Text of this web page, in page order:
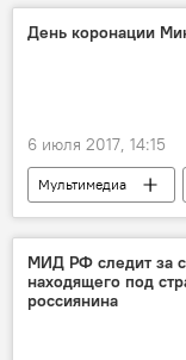
День коронации
6 июля 2017, 14:15
Мультимедиа
Миндаугас
коронация князя
национальный гимн
МИД РФ следит за
находящего под
россиянина